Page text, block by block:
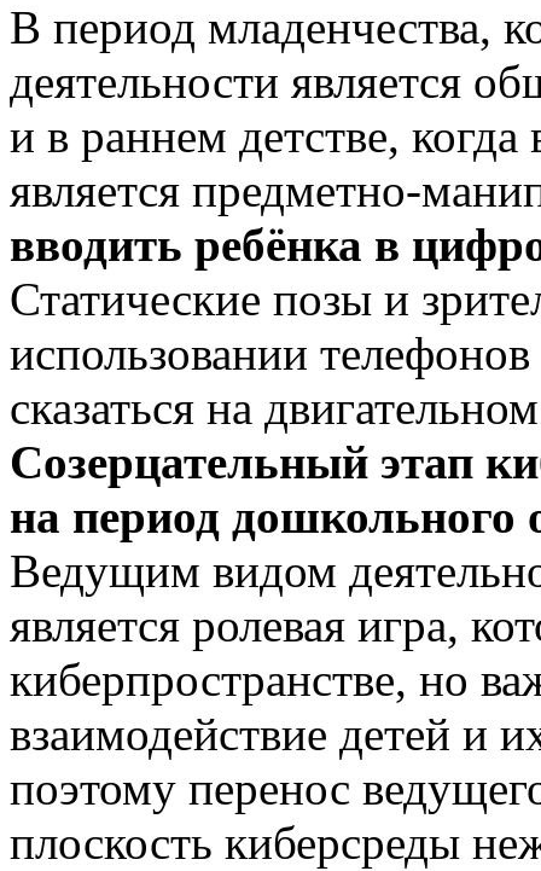
В период младенчества,
деятельности является
и в раннем детстве,
является предметно-
вводить ребёнка в
Статические позы и
использовании
сказаться на
Созерцательный этап
на период дошкольного
Ведущим видом
является ролевая игра,
киберпространстве, но
взаимодействие детей и
поэтому перенос
плоскость киберсреды